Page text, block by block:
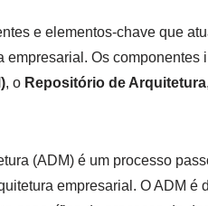
e elementos-chave que
empresarial. Os componentes
, o Repositório de Arquitetura
(ADM) é um processo
empresarial. O ADM é